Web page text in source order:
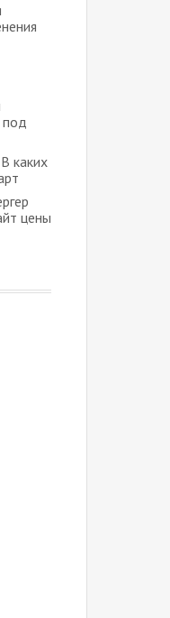
под
В каких
цены